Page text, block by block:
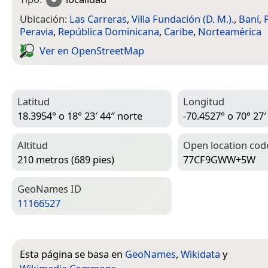
Ubicación: Las Carreras, Villa Fundación (D. M.)., Baní,
Peravia, República Dominicana, Caribe, Norteamérica
Ver en Open­Street­Map
Latitud
18.3954° o 18° 23′ 44″ norte
Longitud
-70.4527° o 70°
Altitud
210 metros (689 pies)
Open location
77CF9GWW+5W
Geo­Names ID
11166527
Esta página se basa en GeoNames, Wikidata y